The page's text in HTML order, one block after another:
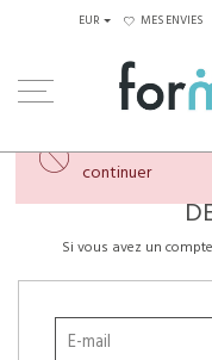
EUR MES ENVIES
Veuillez créer un
continuer
Si vous avez un